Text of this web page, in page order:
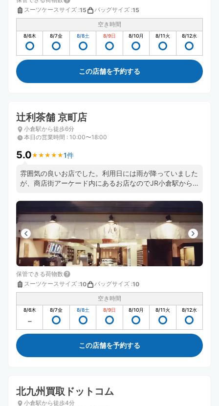
スーツケースサイズ :15 バッグサイズ :15
空き時間
8/6木 8/7金 8/8土 8/9日 8/10月 8/11火 8/12水
この店舗を予約する
辻利茶舗 京町店
小倉駅から徒歩6分
本日の営業時間 : 10:00〜18:00
5.0★ ★ ★ ★ ★
★ ★ ★ ★ ★1件
雰囲気の良いお店でした。利用日には雨が降っていました
が、商店街アーケード内にあるお店なのでJR小倉駅から
保管できる荷物数
スーツケースサイズ :10 バッグサイズ :10
空き時間
8/6木 8/7金 8/8土 8/9日 8/10月 8/11火 8/12水
この店舗を予約する
北九州買取ドットコム
小倉駅から徒歩4分